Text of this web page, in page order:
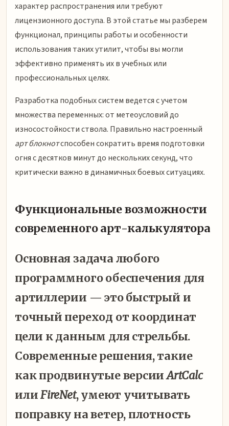
характер распространения или требуют
лицензионного доступа. В этой статье мы разберем
функционал, принципы работы и особенности
использования таких утилит, чтобы вы могли
эффективно применять их в учебных или
профессиональных целях.
Разработка подобных систем ведется с учетом
множества переменных: от метеоусловий до
износостойкости ствола. Правильно настроенный
арт блокнотспособен сократить время подготовки
огня с десятков минут до нескольких секунд, что
критически важно в динамичных боевых ситуациях.
Функциональные возможности
современного арт-калькулятора
Основная задача любого
программного обеспечения для
артиллерии — это быстрый и
точный переход от координат
цели к данным для стрельбы.
Современные решения, такие
как продвинутые версииArtCalc
илиFireNet, умеют учитывать
поправку на ветер, плотность